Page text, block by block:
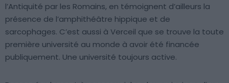
l’Antiquité par les Romains, en témoignent d’ailleurs la
présence de l’amphithéâtre hippique et de
sarcophages. C’est aussi à Verceil que se trouve la toute
première université au monde à avoir été financée
publiquement. Une université toujours active.